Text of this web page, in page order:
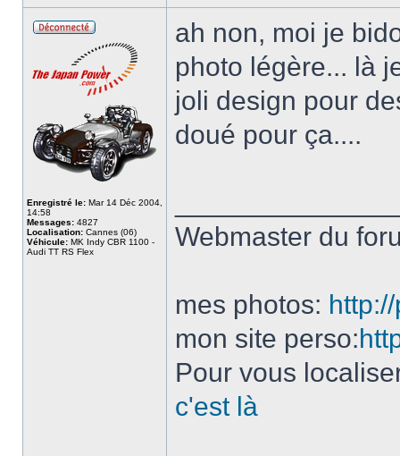
Enregistré le: Mar 14 Déc 2004,
14:58
Messages: 4827
Localisation: Cannes (06)
Véhicule: MK Indy CBR 1100 -
Audi TT RS Flex
ah non, moi je
photo légère... là
joli design pour
doué pour ça....
Webmaster du
mes photos:
mon site perso:
Pour vous
c'est là